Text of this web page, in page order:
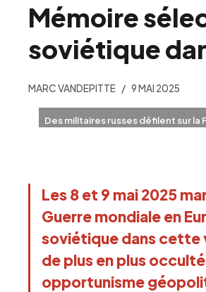
Des militaires russes défilent sur la
Mémoire
soviétique
MARC VANDEPITTE 9 MAI 2025
Les 8 et 9 mai 2025
Guerre mondiale en
soviétique dans cette
de plus en plus
opportunisme